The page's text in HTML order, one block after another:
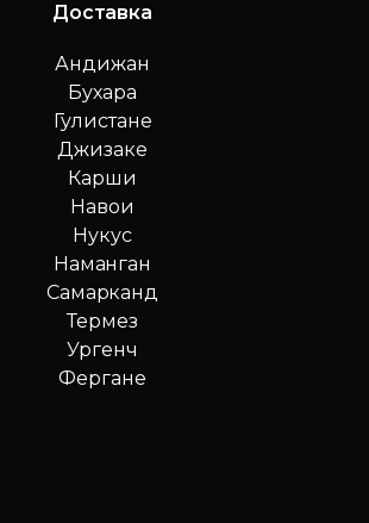
Доставка
Андижан
Бухара
Гулистане
Джизаке
Карши
Навои
Нукус
Наманган
Самарканд
Термез
Ургенч
Фергане